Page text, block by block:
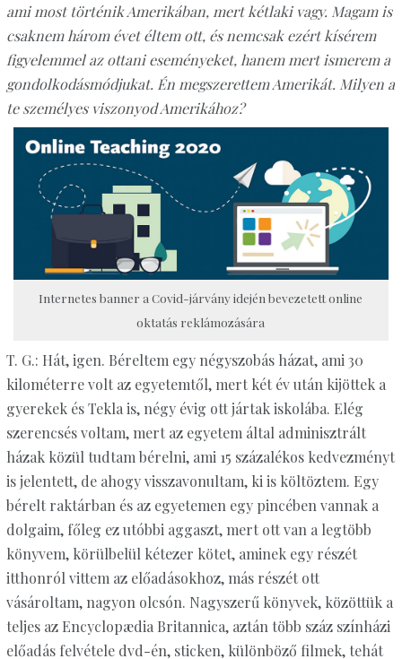
ami most történik Amerikában, mert kétlaki vagy. Magam is
csaknem három évet éltem ott, és nemcsak ezért kísérem
figyelemmel az ottani eseményeket, hanem mert ismerem a
gondolkodásmódjukat. Én megszerettem Amerikát. Milyen a
te személyes viszonyod Amerikához?
Internetes banner a Covid-járvány idején bevezetett online
oktatás reklámozására
T. G.: Hát, igen. Béreltem egy négyszobás házat, ami 30
kilométerre volt az egyetemtől, mert két év után kijöttek a
gyerekek és Tekla is, négy évig ott jártak iskolába. Elég
szerencsés voltam, mert az egyetem által adminisztrált
házak közül tudtam bérelni, ami 15 százalékos kedvezményt
is jelentett, de ahogy visszavonultam, ki is költöztem. Egy
bérelt raktárban és az egyetemen egy pincében vannak a
dolgaim, főleg ez utóbbi aggaszt, mert ott van a legtöbb
könyvem, körülbelül kétezer kötet, aminek egy részét
itthonról vittem az előadásokhoz, más részét ott
vásároltam, nagyon olcsón. Nagyszerű könyvek, közöttük a
teljes az Encyclopædia Britannica, aztán több száz színházi
előadás felvétele dvd-én, sticken, különböző filmek, tehát